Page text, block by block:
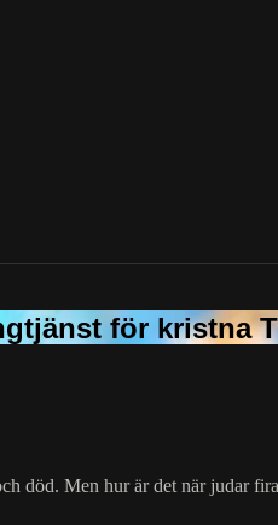
död. Men hur är det när judar